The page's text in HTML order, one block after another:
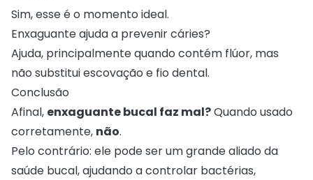
Sim, esse é o momento ideal.
Enxaguante ajuda a prevenir cáries?
Ajuda, principalmente quando contém flúor, mas
não substitui escovação e fio dental.
Conclusão
Afinal, enxaguante bucal faz mal?Quando usado
corretamente, não.
Pelo contrário: ele pode ser um grande aliado da
saúde bucal, ajudando a controlar bactérias,